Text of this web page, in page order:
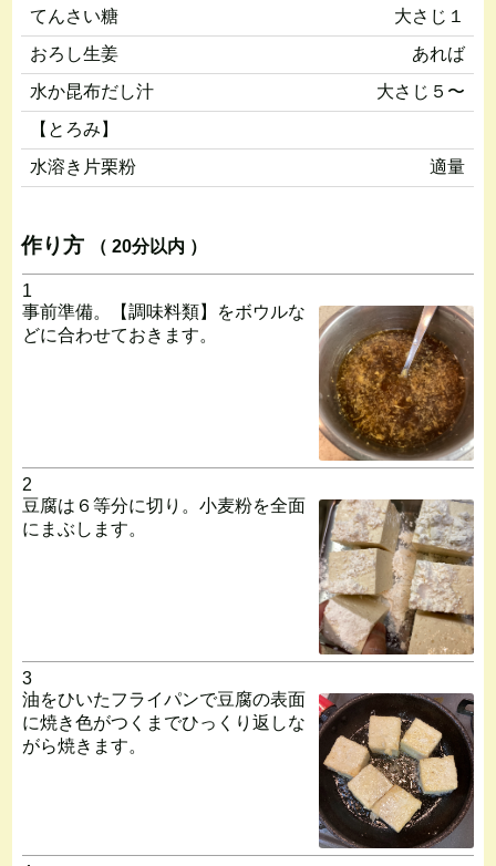
てんさい糖
大さじ１
おろし生姜
あれば
水か昆布だし汁
大さじ５〜
【とろみ】
水溶き片栗粉
適量
作り方 （ 20分以内 ）
1
事前準備。【調味料類】をボウルな
どに合わせておきます。
2
豆腐は６等分に切り。小麦粉を全面
にまぶします。
3
油をひいたフライパンで豆腐の表面
に焼き色がつくまでひっくり返しな
がら焼きます。